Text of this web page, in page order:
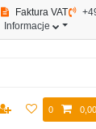
Faktura VAT
Informacje
0